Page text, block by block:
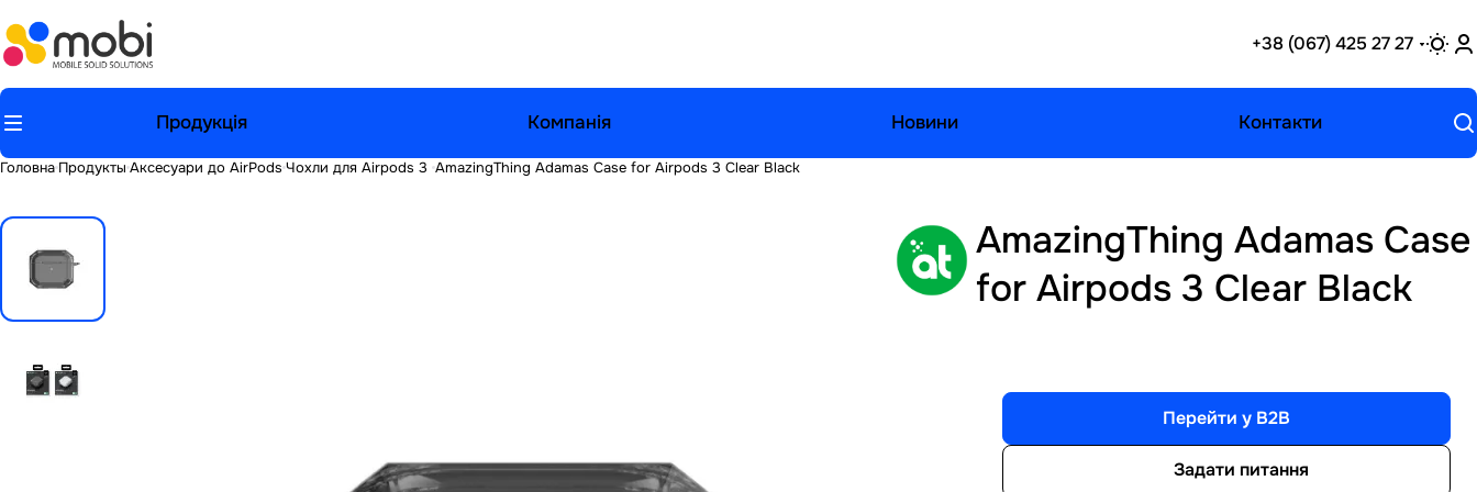
+38 (067) 425 27 27
Продукція Компанія Новини Контакти
Головна Продукты Аксесуари до AirPods Чохли для Airpods 3 AmazingThing Adamas Case for Airpods 3 Clear Black
AmazingThing Adamas Case
for Airpods 3 Clear Black
Перейти у B2B
Задати питання